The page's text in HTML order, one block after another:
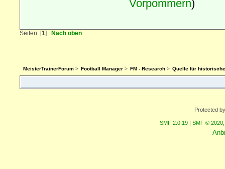
Vorpommern)
Seiten: [1] Nach oben
MeisterTrainerForum> Football Manager> FM - Research> Quelle für
Protected
SMF 2.0.19 | SMF © 2020